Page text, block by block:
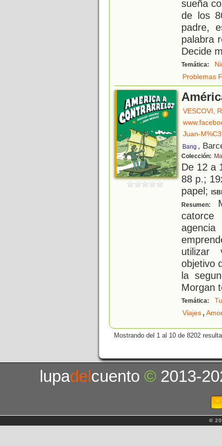
sueña
de los
padre,
palabra
Decide
Temática:
Problemas
VESCOVI,
Juan-
Bang ,
Colección:
De 12 a
88 p.;
papel;
Resumen:
utilizar
objetivo
la
Morgan
Temática:
Viajes,
Mostrando del 1 al 10 de 8202
lupadelcuento© 2013-
©